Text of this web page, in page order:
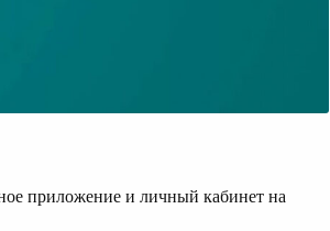
приложение и личный кабинет на